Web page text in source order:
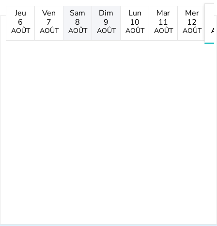
Jeu
6
AOÛT
Ven
7
AOÛT
Sam
8
AOÛT
Dim
9
AOÛT
Lun
10
AOÛT
Mar
11
AOÛT
Mer
12
AOÛT